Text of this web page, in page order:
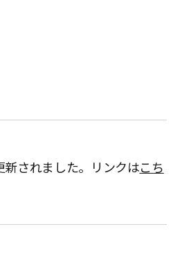
新されました。リンクはこち